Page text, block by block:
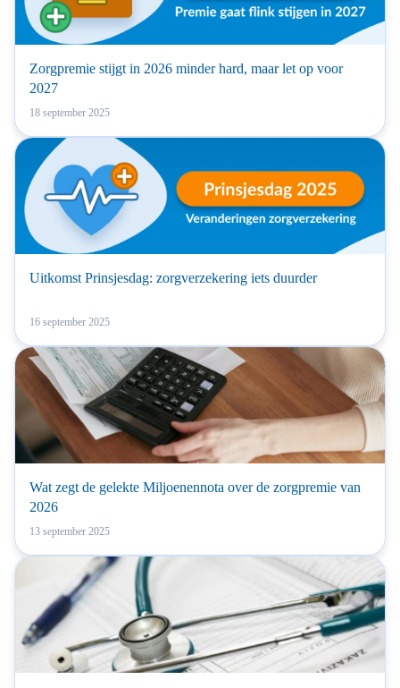
Zorgpremie stijgt in 2026 minder hard, maar let op voor
2027
18 september 2025
Uitkomst Prinsjesdag: zorgverzekering iets duurder
16 september 2025
Wat zegt de gelekte Miljoenennota over de zorgpremie van
2026
13 september 2025